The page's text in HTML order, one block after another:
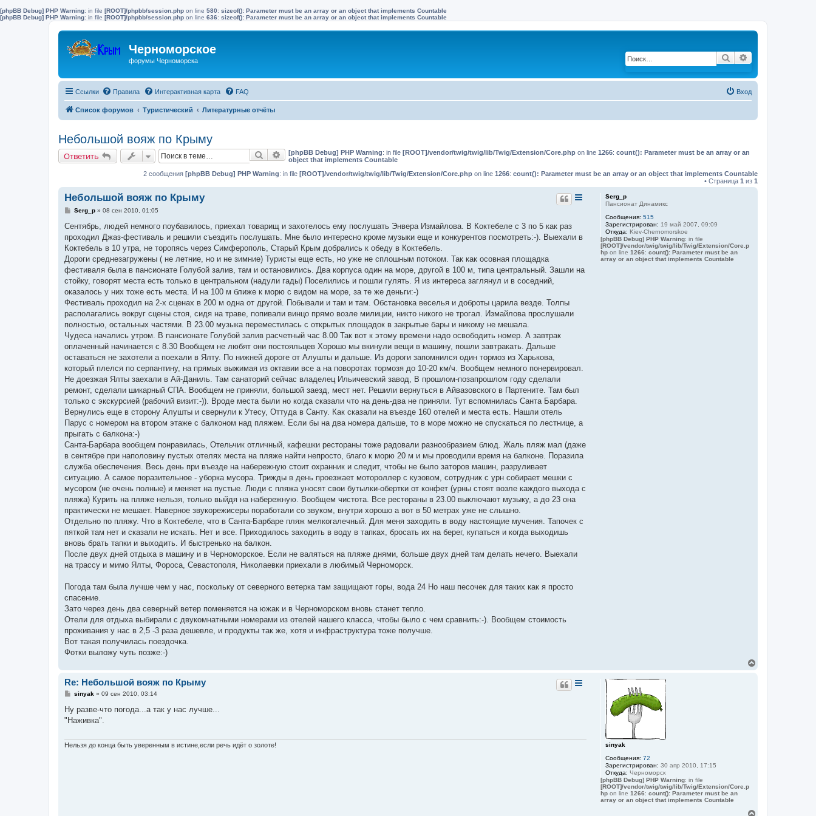
[phpBB Debug] PHP Warning: in file [ROOT]/phpbb/session.php on line 580: sizeof(): Parameter must be an array or an object that implements Countable
[phpBB Debug] PHP Warning: in file [ROOT]/phpbb/session.php on line 636: sizeof(): Parameter must be an array or an object that implements Countable
Черноморское
форумы Черноморска Поиск
Ссылки Правила Интерактивная карта FAQ Вход
Список форумов Туристический Литературные отчёты
Небольшой вояж по Крыму
Ответить Поиск Расширенный поиск
[phpBB Debug] PHP Warning: in file [ROOT]/vendor/twig/twig/lib/Twig/Extension/Core.php on line 1266: count(): Parameter must be an array or an
object that implements Countable
2 сообщения [phpBB Debug] PHP Warning: in file [ROOT]/vendor/twig/twig/lib/Twig/Extension/Core.php on line 1266: count(): Parameter must be an array or an object that implements Countable
• Страница 1 из 1
Serg_p
Пансионат Динамикс
Сообщения: 515
Зарегистрирован: 19 май 2007, 09:09
Откуда: Kiev-Chernomorskoe
[phpBB Debug] PHP Warning: in file
[ROOT]/vendor/twig/twig/lib/Twig/Extension/Core.p
hpon line 1266: count(): Parameter must be an
array or an object that implements Countable
Небольшой вояж по Крыму
С
о
щ
е
и
е
Serg_p» 08 сен 2010, 01:05
Сентябрь, людей немного поубавилось, приехал товарищ и захотелось ему послушать Энвера Измайлова. В Коктебеле с 3 по 5 как раз
проходил Джаз-фестиваль и решили съездить послушать. Мне было интересно кроме музыки еще и конкурентов посмотреть:-). Выехали в
Коктебель в 10 утра, не торопясь через Симферополь, Старый Крым добрались к обеду в Коктебель.
Дороги среднезагружены ( не летние, но и не зимние) Туристы еще есть, но уже не сплошным потоком. Так как осовная площадка
фестиваля была в пансионате Голубой залив, там и остановились. Два корпуса один на море, другой в 100 м, типа центральный. Зашли на
стойку, говорят места есть только в центральном (надули гады) Поселились и пошли гулять. Я из интереса заглянул и в соседний,
оказалось у них тоже есть места. И на 100 м ближе к морю с видом на море, за те же деньги:-)
Фестиваль проходил на 2-х сценах в 200 м одна от другой. Побывали и там и там. Обстановка веселья и доброты царила везде. Толпы
располагались вокруг сцены стоя, сидя на траве, попивали винцо прямо возле милиции, никто никого не трогал. Измайлова прослушали
полностью, остальных частями. В 23.00 музыка переместилась с открытых площадок в закрытые бары и никому не мешала.
Чудеса начались утром. В пансионате Голубой залив расчетный час 8.00 Так вот к этому времени надо освободить номер. А завтрак
оплаченный начинается с 8.30 Вообщем не любят они постояльцев Хорошо мы вкинули вещи в машину, пошли завтракать. Дальше
оставаться не захотели а поехали в Ялту. По нижней дороге от Алушты и дальше. Из дороги запомнился один тормоз из Харькова,
который плелся по серпантину, на прямых выжимая из октавии все а на поворотах тормозя до 10-20 км/ч. Вообщем немного понервировал.
Не доезжая Ялты заехали в Ай-Даниль. Там санаторий сейчас владелец Ильичевский завод, В прошлом-позапрошлом году сделали
ремонт, сделали шикарный СПА. Вообщем не приняли, большой заезд, мест нет. Решили вернуться в Айвазовского в Партените. Там был
только с экскурсией (рабочий визит:-)). Вроде места были но когда сказали что на день-два не приняли. Тут вспомнилась Санта Барбара.
Вернулись еще в сторону Алушты и свернули к Утесу, Оттуда в Санту. Как сказали на въезде 160 отелей и места есть. Нашли отель
Парус с номером на втором этаже с балконом над пляжем. Если бы на два номера дальше, то в море можно не спускаться по лестнице, а
прыгать с балкона:-)
Санта-Барбара вообщем понравилась, Отельчик отличный, кафешки рестораны тоже радовали разнообразием блюд. Жаль пляж мал (даже
в сентябре при наполовину пустых отелях места на пляже найти непросто, благо к морю 20 м и мы проводили время на балконе. Поразила
служба обеспечения. Весь день при въезде на набережную стоит охранник и следит, чтобы не было заторов машин, разруливает
ситуацию. А самое поразительное - уборка мусора. Трижды в день проезжает мотороллер с кузовом, сотрудник с урн собирает мешки с
мусором (не очень полные) и меняет на пустые. Люди с пляжа уносят свои бутылки-обертки от конфет (урны стоят возле каждого выхода с
пляжа) Курить на пляже нельзя, только выйдя на набережную. Вообщем чистота. Все рестораны в 23.00 выключают музыку, а до 23 она
практически не мешает. Наверное звукорежисеры поработали со звуком, внутри хорошо а вот в 50 метрах уже не слышно.
Отдельно по пляжу. Что в Коктебеле, что в Санта-Барбаре пляж мелкогалечный. Для меня заходить в воду настоящие мучения. Тапочек с
пяткой там нет и сказали не искать. Нет и все. Приходилось заходить в воду в тапках, бросать их на берег, купаться и когда выходишь
вновь брать тапки и выходить. И быстренько на балкон.
После двух дней отдыха в машину и в Черноморское. Если не валяться на пляже днями, больше двух дней там делать нечего. Выехали
на трассу и мимо Ялты, Фороса, Севастополя, Николаевки приехали в любимый Черноморск.
Погода там была лучше чем у нас, поскольку от северного ветерка там защищают горы, вода 24 Но наш песочек для таких как я просто
спасение.
Зато через день два северный ветер поменяется на южак и в Черноморском вновь станет тепло.
Отели для отдыха выбирали с двукомнатными номерами из отелей нашего класса, чтобы было с чем сравнить:-). Вообщем стоимость
проживания у нас в 2,5 -3 раза дешевле, и продукты так же, хотя и инфраструктура тоже получше.
Вот такая получилась поездочка.
Фотки выложу чуть позже:-)
sinyak
Сообщения: 72
Зарегистрирован: 30 апр 2010, 17:15
Откуда: Черноморск
[phpBB Debug] PHP Warning: in file
[ROOT]/vendor/twig/twig/lib/Twig/Extension/Core.p
hpon line 1266: count(): Parameter must be an
array or an object that implements Countable
Re: Небольшой вояж по Крыму
С
о
б
щ
и
sinyak» 09 сен 2010, 03:14
Ну разве-что погода...а так у нас лучше...
"Наживка".
Нельзя до конца быть уверенным в истине,если речь идёт о золоте!